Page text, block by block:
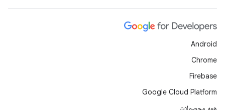
Android
Chrome
Firebase
Google Cloud Platform
همه محصولات